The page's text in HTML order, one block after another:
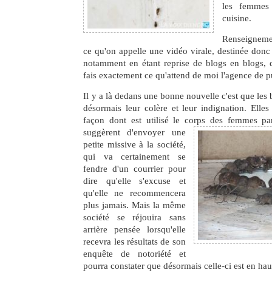
les
cuisine.
ce qu'on appelle une vidéo virale, destinée
notamment en étant reprise de blogs en
fais exactement ce qu'attend de moi l'agence de
Il y a là dedans une bonne nouvelle c'est que les
désormais leur colère et leur indignation.
façon dont est utilisé le corps des femmes
suggèrent d'envoyer une
petite missive à la société,
qui va certainement se
fendre d'un courrier pour
dire qu'elle s'excuse et
qu'elle ne recommencera
plus jamais. Mais la même
société se réjouira sans
arrière pensée lorsqu'elle
recevra les résultats de son
enquête de notoriété et
pourra constater que désormais celle-ci est en